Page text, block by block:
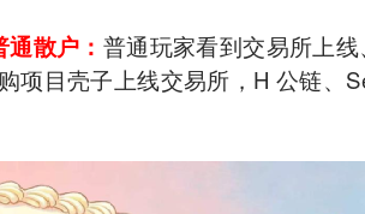
散户： 普通玩家看到交易所上
项目壳子上线交易所，H 公链、